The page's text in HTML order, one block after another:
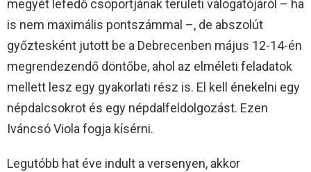
megyét lefedő csoportjának területi válogatójáról – ha
is nem maximális pontszámmal –, de abszolút
győztesként jutott be a Debrecenben május 12-14-én
megrendezendő döntőbe, ahol az elméleti feladatok
mellett lesz egy gyakorlati rész is. El kell énekelni egy
népdalcsokrot és egy népdalfeldolgozást. Ezen
Iváncsó Viola fogja kísérni.
Legutóbb hat éve indult a versenyen, akkor